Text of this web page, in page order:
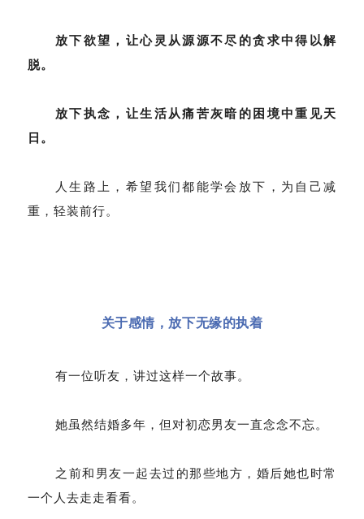
放下欲望，让心灵从源源不尽的贪求中得以解
脱。
放下执念，让生活从痛苦灰暗的困境中重见天
日。
人生路上，希望我们都能学会放下，为自己减
重，轻装前行。
关于感情，放下无缘的执着
有一位听友，讲过这样一个故事。
她虽然结婚多年，但对初恋男友一直念念不忘。
之前和男友一起去过的那些地方，婚后她也时常
一个人去走走看看。